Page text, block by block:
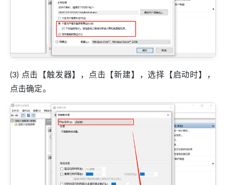
(3) 点击【触发器】，点击【新建】，选择【启动时】，
点击确定。